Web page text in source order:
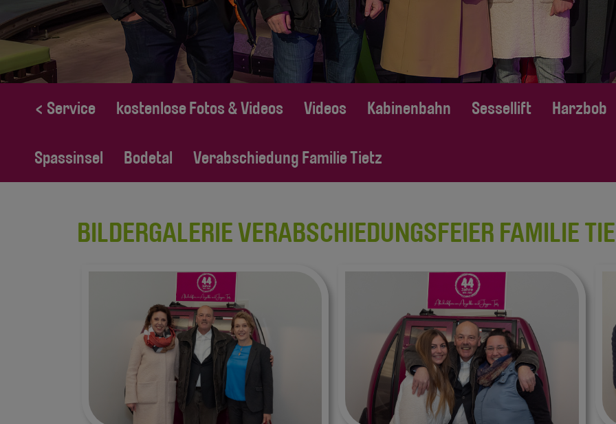
< Service kostenlose Fotos & Videos Videos Kabinenbahn Sessellift Harzbob
Spassinsel Bodetal Verabschiedung Familie Tietz
BILDERGALERIE VERABSCHIEDUNGSFEIER FAMILIE